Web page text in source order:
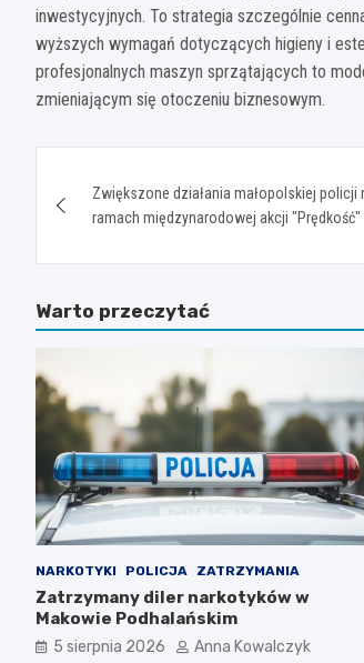
inwestycyjnych. To strategia szczególnie
wyższych wymagań dotyczących higieny i
profesjonalnych maszyn sprzątających to
zmieniającym się otoczeniu biznesowym.
wpisu
Zwiększone działania małopolskiej policji
ramach międzynarodowej akcji "Prędkość"
Warto przeczytać
NARKOTYKI POLICJA ZATRZYMANIA
Zatrzymany diler narkotyków w
Makowie Podhalańskim
5 sierpnia 2026 Anna Kowalczyk